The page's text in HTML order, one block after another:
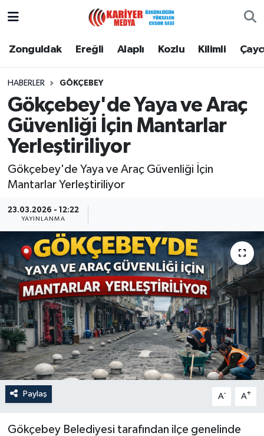
Zonguldak Ereğli Alaplı Kozlu Kilimli
HABERLER GÖKÇEBEY
Gökçebey'de Yaya ve Araç
Güvenliği İçin Mantarlar
Yerleştiriliyor
Gökçebey'de Yaya ve Araç Güvenliği İçin
Mantarlar Yerleştiriliyor
23.03.2026 - 12:22
YAYINLANMA
Paylaş A- A+
Gökçebey Belediyesi tarafından ilçe genelinde
Zonguldak
Alaplı
Kozlu
Kilimli
Devrek
Özel
Mesaj
Dergim
Ulusal
Zonguldak Nöbetçi Eczaneler
Zonguldak Namaz Vakitleri
Zonguldak Trafik Yoğunluk Haritası
Puan Durumu ve Fikstür
Son Dakika Haberleri
Haber Arşivi